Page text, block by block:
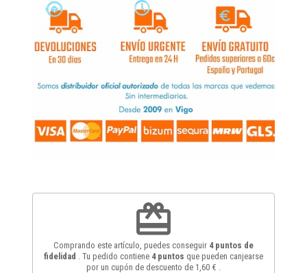
redeem
Comprando este artículo, puedes conseguir 4puntos de
fidelidad
. Tu pedido contiene 4puntos que pueden canjearse
por un cupón de descuento de 1,60 €